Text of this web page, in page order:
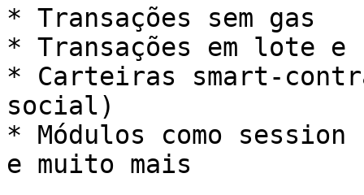
* Transações sem gas
* Transações em lote e
* Carteiras smart-
social)
* Módulos como
e muito mais